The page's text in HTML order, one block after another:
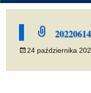
24 października